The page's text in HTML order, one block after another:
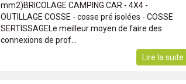
mm2)BRICOLAGE CAMPING CAR - 4X4 -
OUTILLAGE COSSE - cosse pré isolées - COSSE
SERTISSAGELe meilleur moyen de faire des
connexions de prof...
Lire la suite